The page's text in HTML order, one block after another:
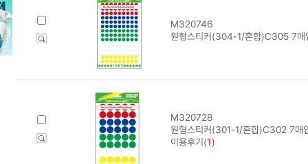
M320746
원형스티커(304-1/혼합)C305 7
M320728
원형스티커(301-1/혼합)C302 7매
이용후기(1)